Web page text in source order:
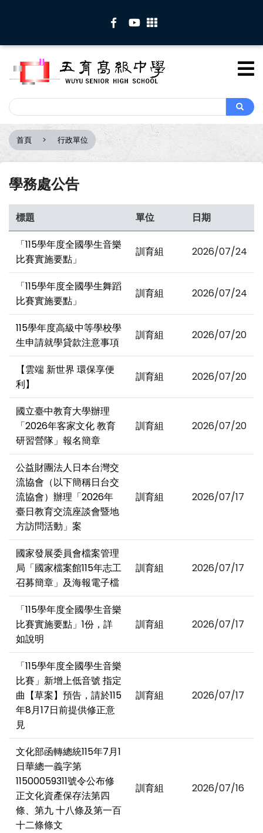
內
Search
Search
導
航
結
首頁 行政單位
學務處公告
標題 單位
日期
「115學年度全國學生音樂
比賽實施要點」
訓育組 2026/07/24
「115學年度全國學生舞蹈
比賽實施要點」
訓育組 2026/07/24
115學年度高級中等學校學
生申請就學貸款注意事項
訓育組 2026/07/20
【雲端 新世界 環保享便
利】
訓育組 2026/07/20
國立臺中教育大學辦理
「2026年客家文化 教育
研習營隊」報名簡章
訓育組 2026/07/20
公益財團法人日本台灣交
流協會（以下簡稱日台交
流協會）辦理「2026年
臺日教育交流座談會暨地
方訪問活動」案
訓育組 2026/07/17
國家發展委員會檔案管理
局「國家檔案館115年志工
召募簡章」及海報電子檔
訓育組 2026/07/17
「115學年度全國學生音樂
比賽實施要點」1份，詳
如說明
訓育組 2026/07/17
「115學年度全國學生音樂
比賽」新增上低音號 指定
曲【草案】預告，請於115
年8月17日前提供修正意
見
訓育組 2026/07/17
文化部函轉總統115年7月1
日華總一義字第
11500059311號令公布修
正文化資產保存法第四
條、第九 十八條及第一百
十二條條文
訓育組 2026/07/16